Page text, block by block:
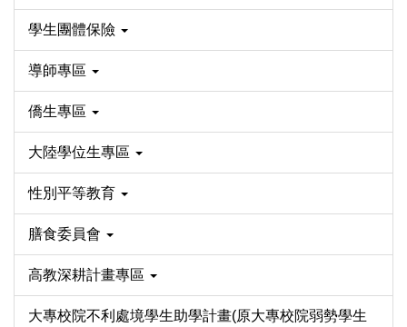
學生團體保險
導師專區
僑生專區
大陸學位生專區
性別平等教育
膳食委員會
高教深耕計畫專區
大專校院不利處境學生助學計畫(原大專校院弱勢學生